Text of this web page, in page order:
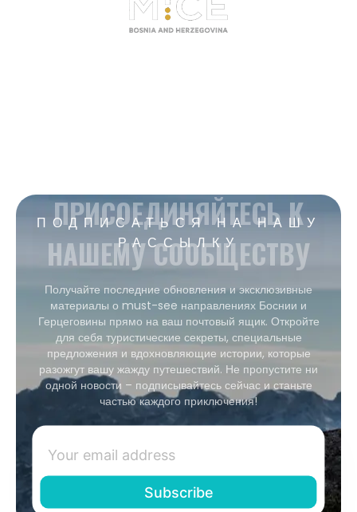
ПОДПИСАТЬСЯ НА НАШУ
РАССЫЛКУ
ПРИСОЕДИНЯЙТЕСЬ К
НАШЕМУ СООБЩЕСТВУ
Получайте последние обновления и эксклюзивные
материалы о must-see направлениях Боснии и
Герцеговины прямо на ваш почтовый ящик. Откройте
для себя туристические секреты, специальные
предложения и вдохновляющие истории, которые
разожгут вашу жажду путешествий. Не пропустите ни
одной новости – подписывайтесь сейчас и станьте
частью каждого приключения!